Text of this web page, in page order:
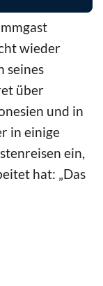
wieder
seines
über
und in
in einige
ein,
hat: „Das